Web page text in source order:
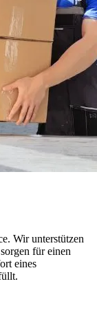
Wir unterstützen
für einen
eines